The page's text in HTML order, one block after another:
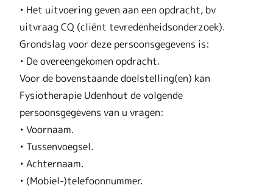
• Het uitvoering geven aan een opdracht, bv
uitvraag CQ (cliënt tevredenheidsonderzoek).
Grondslag voor deze persoonsgegevens is:
• De overeengekomen opdracht.
Voor de bovenstaande doelstelling(en) kan
Fysiotherapie Udenhout de volgende
persoonsgegevens van u vragen:
• Voornaam.
• Tussenvoegsel.
• Achternaam.
• (Mobiel-)telefoonnummer.